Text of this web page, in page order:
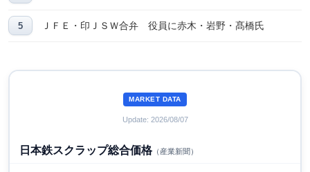
ＪＦＥ・印ＪＳＷ合弁 役員に赤木・岩野・髙橋氏
MARKET DATA
Update: 2026/08/07
日本鉄スクラップ総合価格（産業新聞）